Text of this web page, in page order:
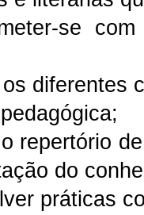
se
os diferentes
o repertório
do
práticas